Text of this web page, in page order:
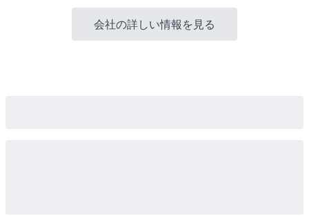
会社の詳しい情報を見る